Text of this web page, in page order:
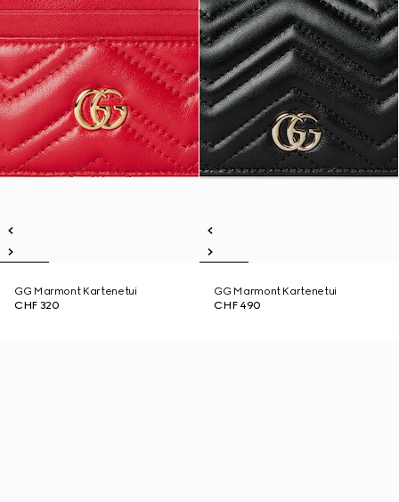
GG Marmont Kartenetui
CHF 320
GG Marmont Kartenetui
CHF 490